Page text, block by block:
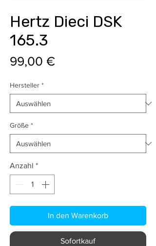
Hertz Dieci DSK
165.3
99,00 €Preis
Hersteller *
Größe *
Anzahl *
In den Warenkorb
Sofortkauf